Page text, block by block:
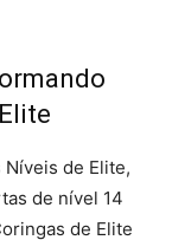
de Elite,
de nível 14
de Elite